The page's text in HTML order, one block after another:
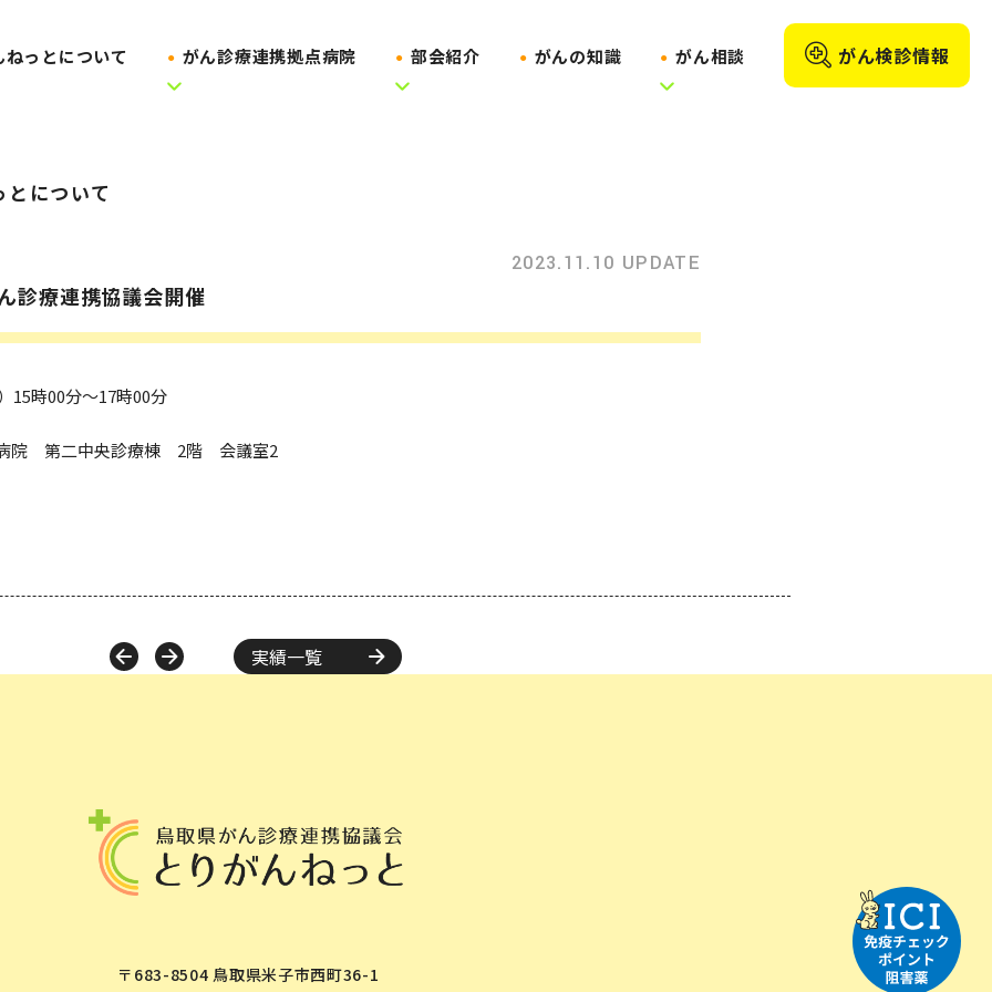
ねっとについて がん診療連携拠点病院 部会紹介 がんの知識 がん相談 がん検診情報
とについて
診療連携協議会開催
2023.11.10 UPDATE
15時00分～17時00分
病院 第二中央診療棟 2階 会議室2
実績一覧
〒683-8504 鳥取県米子市西町36-1